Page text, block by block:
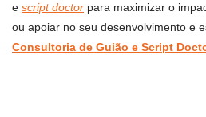
e script doctor para maximizar o
ou apoiar no seu desenvolvimento e
Consultoria de Guião e Script